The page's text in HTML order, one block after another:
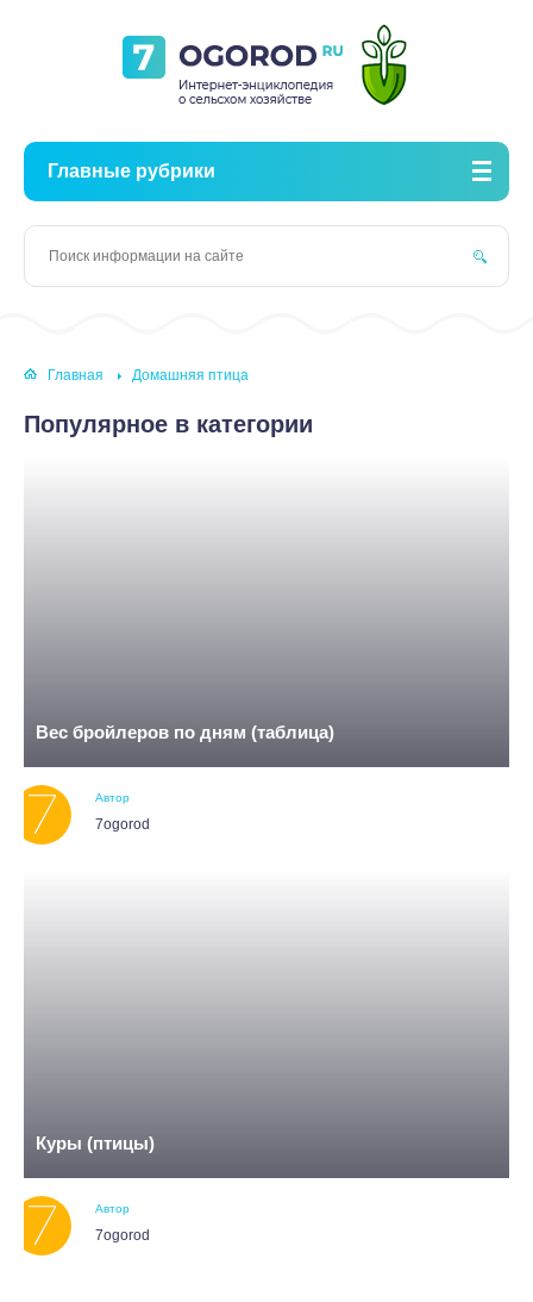
Главные рубрики
Главная Домашняя птица
Популярное в категории
Вес бройлеров по дням (таблица)
Автор
7ogorod
Куры (птицы)
Автор
7ogorod